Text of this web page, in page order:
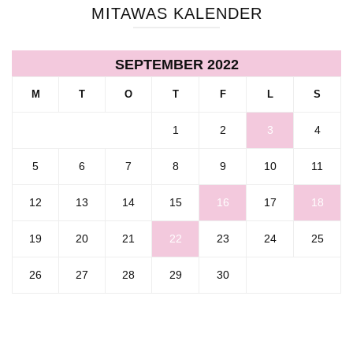
MITAWAS KALENDER
SEPTEMBER 2022
M T O T F L S
1 2 3 4
5 6 7 8 9 10 11
12 13 14 15 16 17 18
19 20 21 22 23 24 25
26 27 28 29 30